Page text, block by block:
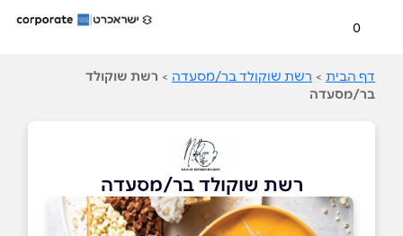
0
דף הבית > רשת שוקולד בר/מסעדה > רשת שוקולד
בר/מסעדה
רשת שוקולד בר/מסעדה